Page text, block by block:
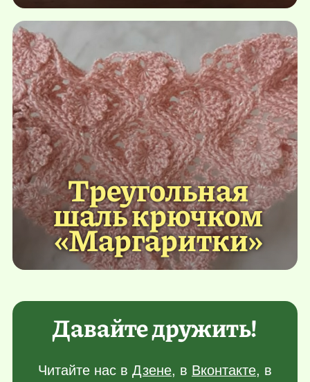
Треугольная
шаль крючком
«Маргаритки»
Давайте дружить!
Читайте нас в Дзене, в Вконтакте, в